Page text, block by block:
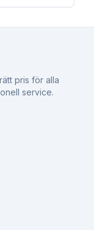
pris för alla
service.